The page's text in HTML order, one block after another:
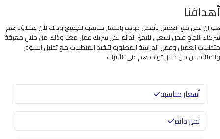
أهدافنا
هو ان نصل مع العميل بأفضل جوده باسعار مناسبة للجميع وذلك لأن عملاؤنا هم
شركاء النجاح فنحن نسعى للتميز الدائم لكل شريك عمل معنا وذلك من خلال معرفة
متطلبات العميل وعمل الدراسة المطلوبه لتنفيذ المتطلبات مع تحليل السوق
والمنافسين من خلال تواجدهم على الأنترنت
أسعار مناسبة
تميز دائم